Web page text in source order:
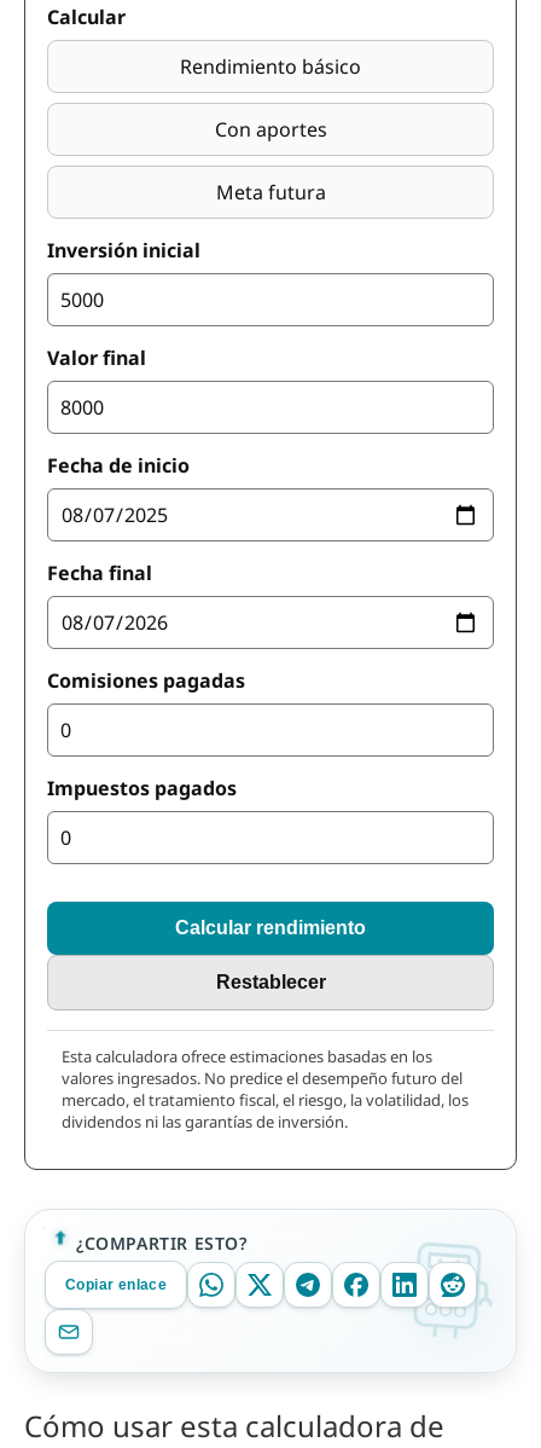
Calcular
Rendimiento básico
Con aportes
Meta futura
Inversión inicial
Valor final
Fecha de inicio
Fecha final
Comisiones pagadas
Impuestos pagados
Calcular rendimiento
Restablecer
Esta calculadora ofrece estimaciones basadas en los
valores ingresados. No predice el desempeño futuro del
mercado, el tratamiento fiscal, el riesgo, la volatilidad, los
dividendos ni las garantías de inversión.
¿COMPARTIR ESTO?
Copiar enlace
Cómo usar esta calculadora de